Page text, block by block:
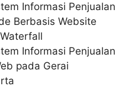
Informasi Penjualan
Berbasis Website
Informasi Penjualan
pada Gerai